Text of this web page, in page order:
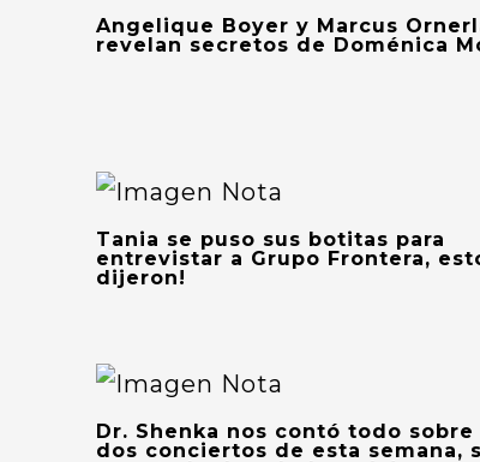
Angelique Boyer y Marcus
revelan secretos de Doménica
Tania se puso sus botitas para
entrevistar a Grupo Frontera,
dijeron!
Dr. Shenka nos contó todo sobre
dos conciertos de esta semana,